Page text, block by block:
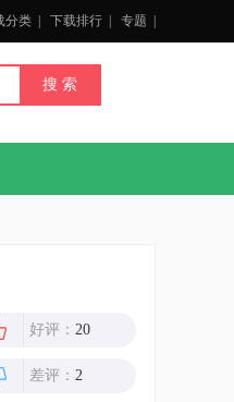
分类 下载排行 专题
好评： 20
差评： 2